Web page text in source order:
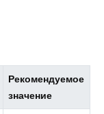
Рекомендуемое
значение